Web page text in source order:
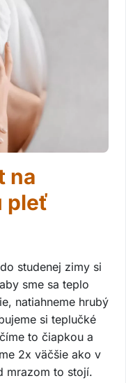
na
pleť
studenej zimy si
sme sa teplo
natiahneme hrubý
si teplučké
to čiapkou a
2x väčšie ako v
mrazom to stojí.